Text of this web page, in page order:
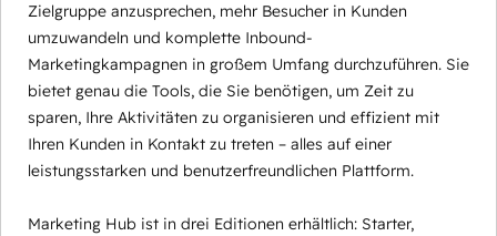
Zielgruppe anzusprechen, mehr Besucher in Kunden
umzuwandeln und komplette Inbound-
Marketingkampagnen in großem Umfang durchzuführen. Sie
bietet genau die Tools, die Sie benötigen, um Zeit zu
sparen, Ihre Aktivitäten zu organisieren und effizient mit
Ihren Kunden in Kontakt zu treten – alles auf einer
leistungsstarken und benutzerfreundlichen Plattform.
Marketing Hub ist in drei Editionen erhältlich: Starter,